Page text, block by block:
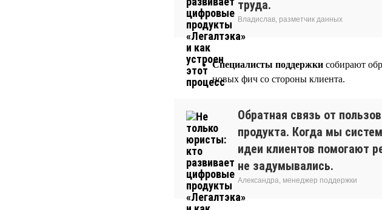
труда.
Владислав, разметчик данных
Специалисты поддержки собирают
новых фич со стороны клиента.
Обратная связь от
продукта. Когда мы
идеи клиентов помогают
не задумывались.
Александра, менеджер поддержки